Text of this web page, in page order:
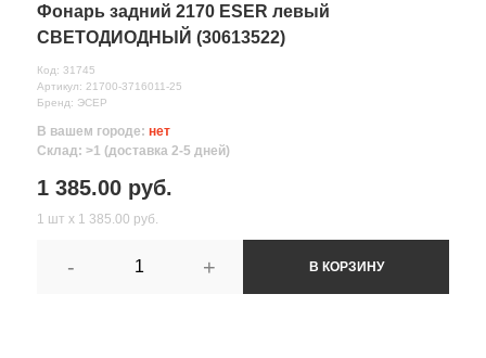
Фонарь задний 2170 ESER левый
СВЕТОДИОДНЫЙ (30613522)
Код: 31745
Артикул: 21700-3716011-25
Бренд: ЭСЕР
В вашем городе: нет
Склад: >1 (доставка 2-5 дней)
1 385.00 руб.
1 шт х 1 385.00 руб.
- + В КОРЗИНУ